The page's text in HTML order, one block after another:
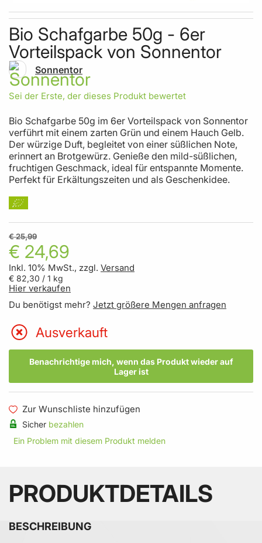
Skip to the beginning of the images gallery
Bio Schafgarbe 50g - 6er
Vorteilspack von Sonnentor
Sonnentor
Sei der Erste, der dieses Produkt bewertet
Bio Schafgarbe 50g im 6er Vorteilspack von Sonnentor
verführt mit einem zarten Grün und einem Hauch Gelb.
Der würzige Duft, begleitet von einer süßlichen Note,
erinnert an Brotgewürz. Genieße den mild-süßlichen,
fruchtigen Geschmack, ideal für entspannte Momente.
Perfekt für Erkältungszeiten und als Geschenkidee.
€ 24,69
€ 25,99
Inkl. 10% MwSt., zzgl. Versand
€ 82,30 / 1 kg
Hier verkaufen
Du benötigst mehr? Jetzt größere Mengen anfragen
Ausverkauft
Benachrichtige mich, wenn das Produkt wieder auf
Lager ist
Zur Wunschliste hinzufügen
Sicher bezahlen
Ein Problem mit diesem Produkt melden
PRODUKTDETAILS
BESCHREIBUNG